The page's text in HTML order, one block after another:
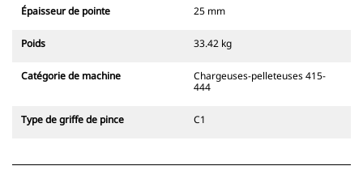
Épaisseur de pointe 25 mm
Poids 33.42 kg
Catégorie de machine
Chargeuses-pelleteuses 415-
444
Type de griffe de pince C1